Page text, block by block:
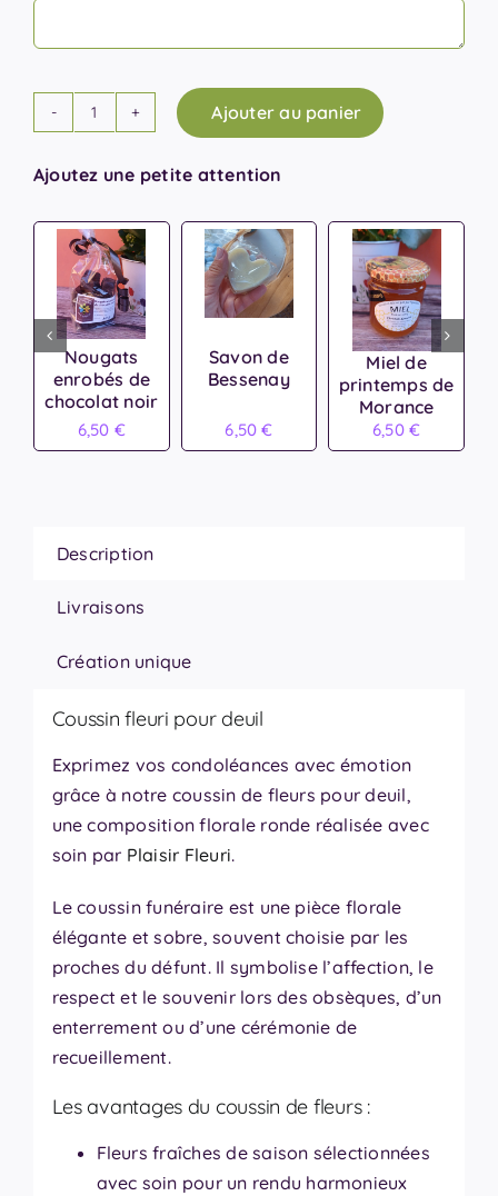
quantité
Coussin
Ajouter au panier
Ajoutez une petite attention
Nougats
enrobés de
chocolat noir
6,50 €
Savon de
Bessenay
6,50€
Miel de
printemps de
Morance
6,50€
Description
Livraisons
Création unique
Coussin fleuri pour deuil
Exprimez vos condoléances avec émotion
grâce à notre coussin de fleurs pour deuil,
une composition florale ronde réalisée avec
soin par Plaisir Fleuri.
Le coussin funéraire est une pièce florale
élégante et sobre, souvent choisie par les
proches du défunt. Il symbolise l’affection, le
respect et le souvenir lors des obsèques, d’un
enterrement ou d’une cérémonie de
recueillement.
Les avantages du coussin de fleurs :
Fleurs fraîches de saison sélectionnées
avec soin pour un rendu harmonieux